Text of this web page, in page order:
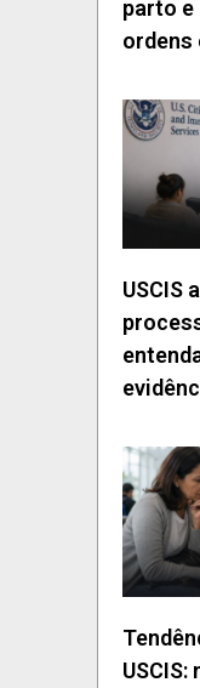
parto e
ordens
USCIS